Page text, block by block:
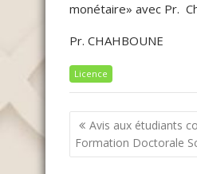
monétaire» avec Pr.
Pr. CHAHBOUNE
Licence
Navigation
de
l’article
Avis aux étudiants
Formation Doctorale